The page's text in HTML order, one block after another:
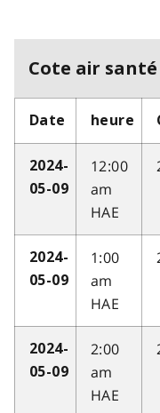
Cote air
Date heure
2024-
05-09
12:00
am
HAE
2024-
05-09
1:00
am
HAE
2024-
05-09
2:00
am
HAE